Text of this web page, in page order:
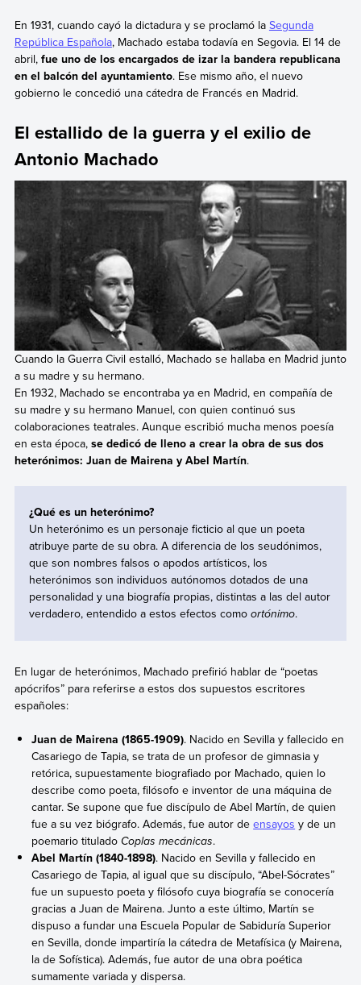
En 1931, cuando cayó la dictadura y se proclamó la Segunda
República Española, Machado estaba todavía en Segovia. El 14 de
abril, fue uno de los encargados de izar la bandera republicana
en el balcón del ayuntamiento. Ese mismo año, el nuevo
gobierno le concedió una cátedra de Francés en Madrid.
El estallido de la guerra y el exilio de
Antonio Machado
Cuando la Guerra Civil estalló, Machado se hallaba en Madrid junto
a su madre y su hermano.
En 1932, Machado se encontraba ya en Madrid, en compañía de
su madre y su hermano Manuel, con quien continuó sus
colaboraciones teatrales. Aunque escribió mucha menos poesía
en esta época, se dedicó de lleno a crear la obra de sus dos
heterónimos: Juan de Mairena y Abel Martín.
¿Qué es un heterónimo?
Un heterónimo es un personaje ficticio al que un poeta
atribuye parte de su obra. A diferencia de los seudónimos,
que son nombres falsos o apodos artísticos, los
heterónimos son individuos autónomos dotados de una
personalidad y una biografía propias, distintas a las del autor
verdadero, entendido a estos efectos como ortónimo.
En lugar de heterónimos, Machado prefirió hablar de “poetas
apócrifos” para referirse a estos dos supuestos escritores
españoles:
Juan de Mairena (1865-1909). Nacido en Sevilla y fallecido en
Casariego de Tapia, se trata de un profesor de gimnasia y
retórica, supuestamente biografiado por Machado, quien lo
describe como poeta, filósofo e inventor de una máquina de
cantar. Se supone que fue discípulo de Abel Martín, de quien
fue a su vez biógrafo. Además, fue autor deensayos y de un
poemario tituladoCoplas mecánicas.
Abel Martín (1840-1898). Nacido en Sevilla y fallecido en
Casariego de Tapia, al igual que su discípulo, “Abel-Sócrates”
fue un supuesto poeta y filósofo cuya biografía se conocería
gracias a Juan de Mairena. Junto a este último, Martín se
dispuso a fundar una Escuela Popular de Sabiduría Superior
en Sevilla, donde impartiría la cátedra de Metafísica (y Mairena,
la de Sofística). Además, fue autor de una obra poética
sumamente variada y dispersa.